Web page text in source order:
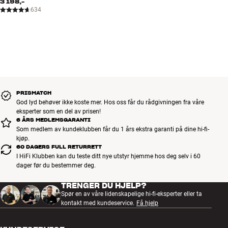
634
PRISMATCH
God lyd behøver ikke koste mer. Hos oss får du rådgivningen fra våre
eksperter som en del av prisen!
6 ÅRS MEDLEMSGARANTI
Som medlem av kundeklubben får du 1 års ekstra garanti på dine hi-fi-
kjøp.
60 DAGERS FULL RETURRETT
I HiFi Klubben kan du teste ditt nye utstyr hjemme hos deg selv i 60
dager før du bestemmer deg.
TRENGER DU HJELP?
Spør en av våre lidenskapelige hi-fi-eksperter eller ta
kontakt med kundeservice. Få hjelp